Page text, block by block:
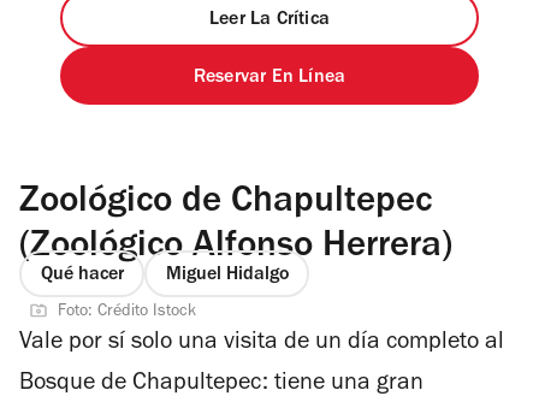
Leer La Crítica
Reservar En Línea
Zoológico de Chapultepec
(Zoológico Alfonso Herrera)
Qué hacer Miguel Hidalgo
Foto: Crédito Istock
Vale por sí solo una visita de un día completo al
Bosque de Chapultepec: tiene una gran